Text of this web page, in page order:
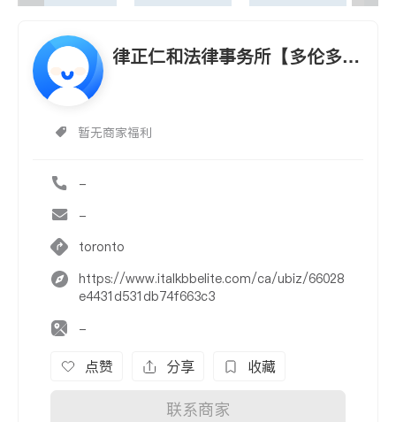
律正仁和法律事务所【多伦多】
暂无商家福利
-
-
toronto
https://www.italkbbelite.com/ca/ubiz/66028
e4431d531db74f663c3
-
点赞 分享 收藏
联系商家